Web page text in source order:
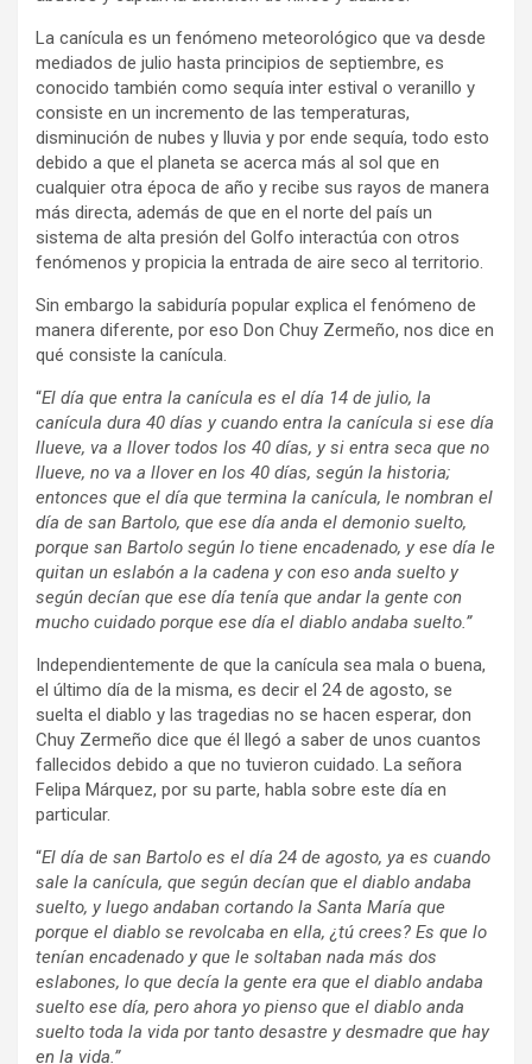
La canícula es un fenómeno meteorológico que va desde
mediados de julio hasta principios de septiembre, es
conocido también como sequía inter estival o veranillo y
consiste en un incremento de las temperaturas,
disminución de nubes y lluvia y por ende sequía, todo esto
debido a que el planeta se acerca más al sol que en
cualquier otra época de año y recibe sus rayos de manera
más directa, además de que en el norte del país un
sistema de alta presión del Golfo interactúa con otros
fenómenos y propicia la entrada de aire seco al territorio.
Sin embargo la sabiduría popular explica el fenómeno de
manera diferente, por eso Don Chuy Zermeño, nos dice en
qué consiste la canícula.
“El día que entra la canícula es el día 14 de julio, la
canícula dura 40 días y cuando entra la canícula si ese día
llueve, va a llover todos los 40 días, y si entra seca que no
llueve, no va a llover en los 40 días, según la historia;
entonces que el día que termina la canícula, le nombran el
día de san Bartolo, que ese día anda el demonio suelto,
porque san Bartolo según lo tiene encadenado, y ese día le
quitan un eslabón a la cadena y con eso anda suelto y
según decían que ese día tenía que andar la gente con
mucho cuidado porque ese día el diablo andaba suelto.”
Independientemente de que la canícula sea mala o buena,
el último día de la misma, es decir el 24 de agosto, se
suelta el diablo y las tragedias no se hacen esperar, don
Chuy Zermeño dice que él llegó a saber de unos cuantos
fallecidos debido a que no tuvieron cuidado. La señora
Felipa Márquez, por su parte, habla sobre este día en
particular.
“El día de san Bartolo es el día 24 de agosto, ya es cuando
sale la canícula, que según decían que el diablo andaba
suelto, y luego andaban cortando la Santa María que
porque el diablo se revolcaba en ella, ¿tú crees? Es que lo
tenían encadenado y que le soltaban nada más dos
eslabones, lo que decía la gente era que el diablo andaba
suelto ese día, pero ahora yo pienso que el diablo anda
suelto toda la vida por tanto desastre y desmadre que hay
en la vida.”